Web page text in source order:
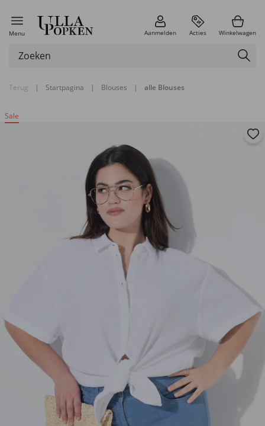
Menu Aanmelden Acties Winkelwagen
Terug | Startpagina | Blouses | alle Blouses
Sale